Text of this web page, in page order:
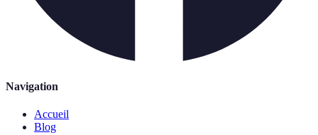
Navigation
Accueil
Blog